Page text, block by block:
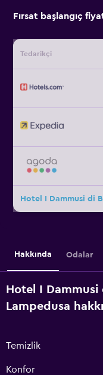
Fırsat başlangıç
Tedarikçi
Hotel I Dammusi di
Hakkında Odalar
Hotel I
Lampedusa
Temizlik
Konfor